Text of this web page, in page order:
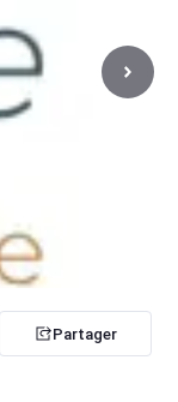
Partager